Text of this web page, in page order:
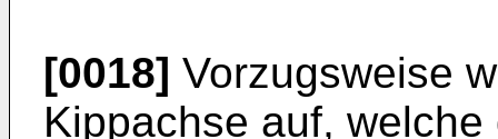
[0018] Vorzugsweise
Kippachse auf,